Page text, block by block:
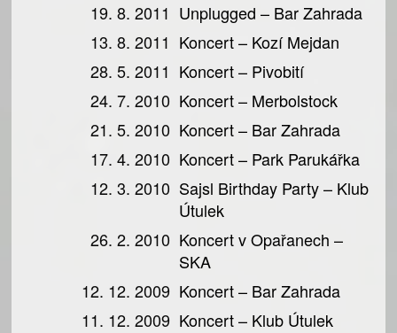
19. 8. 2011 Unplugged – Bar Zahrada
13. 8. 2011 Koncert – Kozí Mejdan
28. 5. 2011 Koncert – Pivobití
24. 7. 2010 Koncert – Merbolstock
21. 5. 2010 Koncert – Bar Zahrada
17. 4. 2010 Koncert – Park Parukářka
12. 3. 2010 Sajsl Birthday Party – Klub
Útulek
26. 2. 2010 Koncert v Opařanech –
SKA
12. 12. 2009 Koncert – Bar Zahrada
11. 12. 2009 Koncert – Klub Útulek